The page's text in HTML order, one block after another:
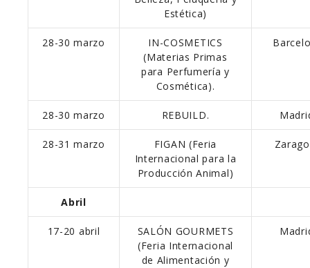
Estética)
28-30 marzo
IN-COSMETICS
(Materias Primas
para Perfumería y
Cosmética).
28-30 marzo REBUILD.
28-31 marzo
FIGAN (Feria
Internacional para la
Producción Animal)
Abril
17-20 abril
SALÓN GOURMETS
(Feria Internacional
de Alimentación y